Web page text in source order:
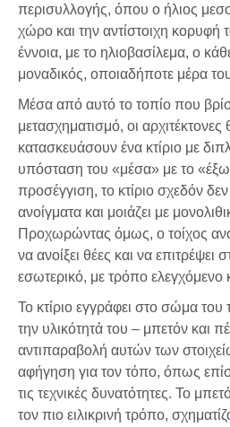
περισυλλογής, όπου ο ήλιος
χώρο και την αντίστοιχη κορυφή
έννοια, με το ηλιοβασίλεμα, ο
μοναδικός, οποιαδήποτε μέρα
Μέσα από αυτό το τοπίο που
μετασχηματισμό, οι
κατασκευάσουν ένα κτίριο με
υπόσταση του «μέσα» με το
προσέγγιση, το κτίριο σχεδόν δεν
ανοίγματα και μοιάζει με
Προχωρώντας όμως, ο τοίχος
να ανοίξει θέες και να επιτρέψει
εσωτερικό, με τρόπο ελεγχόμενο
Το κτίριο εγγράφει στο σώμα
την υλικότητά του – μπετόν και
αντιπαραβολή αυτών των
αφήγηση για τον τόπο, όπως
τις τεχνικές δυνατότητες. Το
τον πιο ειλικρινή τρόπο,